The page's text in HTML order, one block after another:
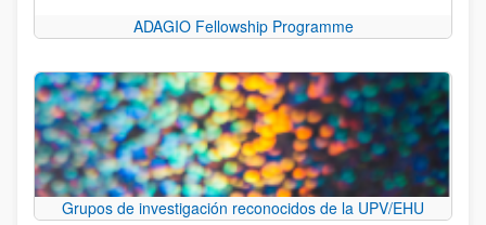
ADAGIO Fellowship Programme
Grupos de investigación reconocidos de la UPV/EHU